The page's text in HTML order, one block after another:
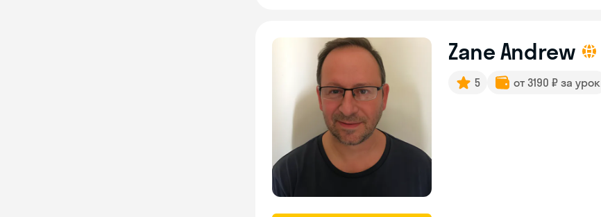
Zane Andrew
5 от 3190 ₽ за урок